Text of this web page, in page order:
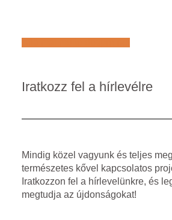
Iratkozz fel a hírlevélre
Mindig közel vagyunk és teljes
természetes kővel kapcsolatos
Iratkozzon fel a hírlevelünkre, és
megtudja az újdonságokat!